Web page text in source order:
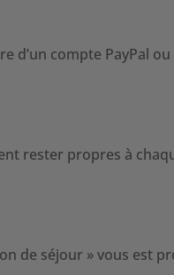
d’un compte PayPal
rester propres à
de séjour » vous est